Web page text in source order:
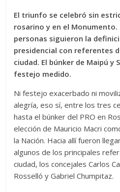
El triunfo se celebró sin
rosarino y en el
personas siguieron la
presidencial con referentes
ciudad. El búnker de Maipú y
festejo medido.
Ni festejo exacerbado ni
alegría, eso sí, entre los tres
hasta el búnker del PRO en
elección de Mauricio Macri
la Nación. Hacia allí fueron
algunos de los principales
ciudad, los concejales Carlos
Rosselló y Gabriel Chumpitaz.